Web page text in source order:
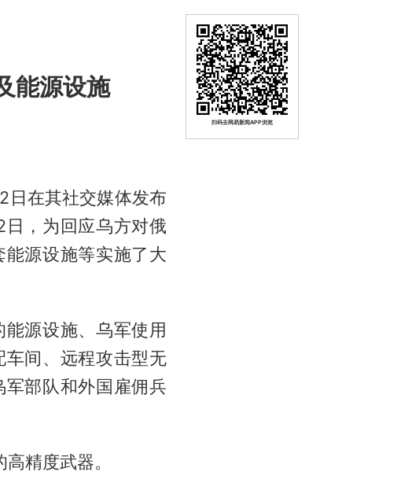
能源设施
日在其社交媒体发布
，为回应乌方对俄
源设施等实施了大
源设施、乌军使用
间、远程攻击型无
部队和外国雇佣兵
精度武器。
扫码去网易新闻APP浏览